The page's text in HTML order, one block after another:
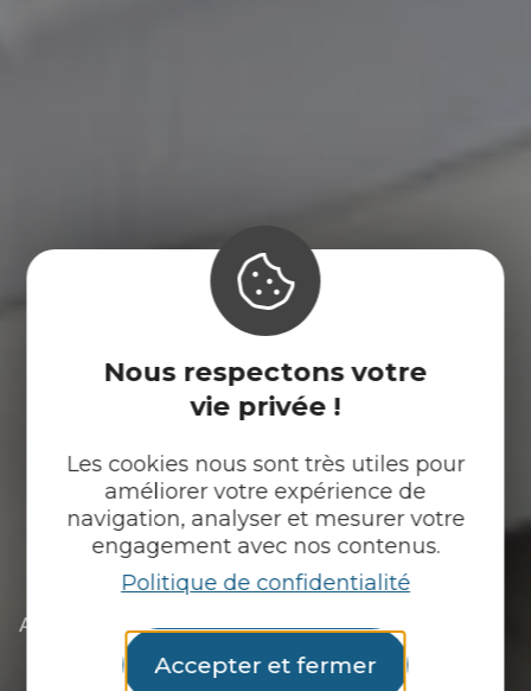
Nous respectons votre
vie privée !
Les cookies nous sont très utiles pour
améliorer votre expérience de
navigation, analyser et mesurer votre
engagement avec nos contenus.
Politique de confidentialité
Accepter et fermer
Accueil Tu découvres | L’essentiel
Les communes du Pays du roi Morvan
Découvrir Meslan